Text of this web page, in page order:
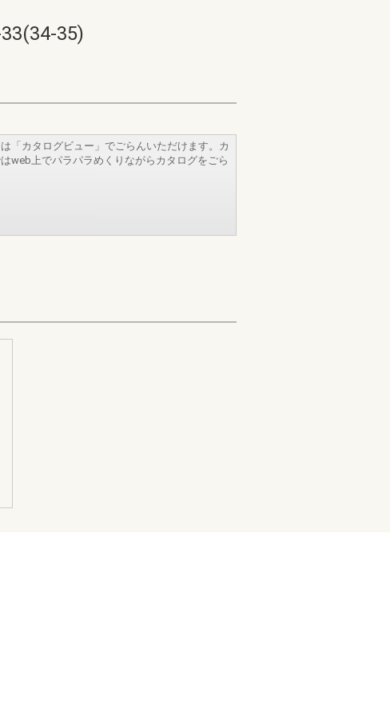
35)
「カタログビュー」でごらんいただけます。カ
web上でパラパラめくりながらカタログをごら